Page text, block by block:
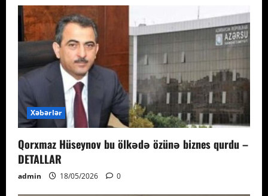
Xəbərlər
Qorxmaz Hüseynov bu ölkədə özünə biznes qurdu –
DETALLAR
admin 18/05/2026 0